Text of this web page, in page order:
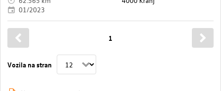
01/2023
Vozila na stran
1